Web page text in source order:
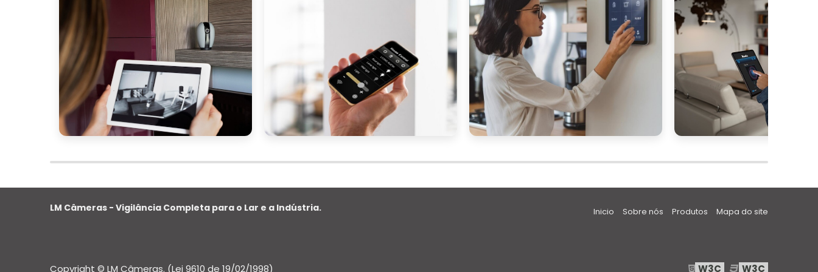
para a proteção, eficiência e sucesso contínuo do negócio.
ESCOLHENDO A EMPRESA CERTA
Escolher a empresa certa para fornecer o serviço de monitoramento de alarme 24h é um passo
crítico para garantir a segurança eficaz do seu negócio. Com tantas opções disponíveis no
mercado, é importante considerar alguns fatores chave na hora de tomar essa decisão.
Reputação e Experiência: A reputação da empresa é um indicador importante de sua
que tenham boas avaliações de clientes. Experiência no setor é essencial para lidar com
Tecnologia Utilizada:Verifique se a empresa utiliza tecnologia de ponta em seus sistemas de
monitoramento. Isso inclui câmeras de alta resolução, sensores avançados e softwares de
LM Câmeras - Vigilância Completa para o Lar e a Indústria. Inicio Sobre nós Produtos Mapa do site
Copyright © LM Câmeras. (Lei 9610 de 19/02/1998) W3C W3C